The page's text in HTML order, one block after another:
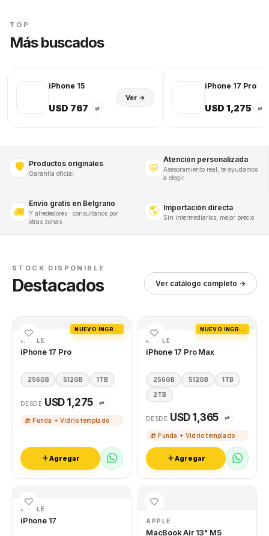
TOP
Más buscados
iPhone 15
USD 767 ⇄
Ver →
iPhone 17 Pro
USD 1,275 ⇄
🛡️ Productos originales
Garantía oficial 💬
Atención personalizada
Asesoramiento real, te ayudamos
a elegir
🚚
Envío gratis en Belgrano
Y alrededores · consultanos por
otras zonas
🌎 Importación directa
Sin intermediarios, mejor precio
STOCK DISPONIBLE
Destacados Ver catálogo completo →
APPLE
iPhone 17 Pro
256GB 512GB 1TB
DESDE USD 1,275 ⇄
🎁 Funda + Vidrio templado
Agregar
APPLE
iPhone 17 Pro Max
256GB 512GB 1TB
2TB
DESDE USD 1,365 ⇄
🎁 Funda + Vidrio templado
Agregar
APPLE
iPhone 17 APPLE
MacBook Air 13" M5